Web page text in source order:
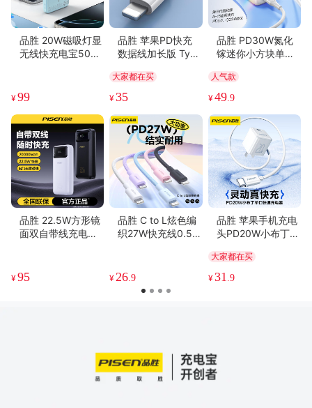
精美雅致(10) 生活方便(10) 声音很轻(8) 配置超棒(8)
必备书籍(8) 反应灵敏(7) 高端大气(6) 认真负责(6)
品胜 20W磁吸灯显
无线快充电宝5000
备
¥99
品胜 苹果PD快充
数据线加长版 Type
数据线 适用于苹果
手机8-14快充
大家都在买
¥35
品胜 PD30W氮化
镓迷你小方块单口
C口充电头+C口/L
口数据线
人气款
¥49.9
品胜 22.5W方形镜
面双自带线充电宝1
¥95
品胜 C to L炫色编
织27W快充线0.5
¥ 26 .9
品胜 苹果手机充电
头PD20W小布丁单
头+数据线 Type-C
单口快充 适用于苹
大家都在买
¥31 .9